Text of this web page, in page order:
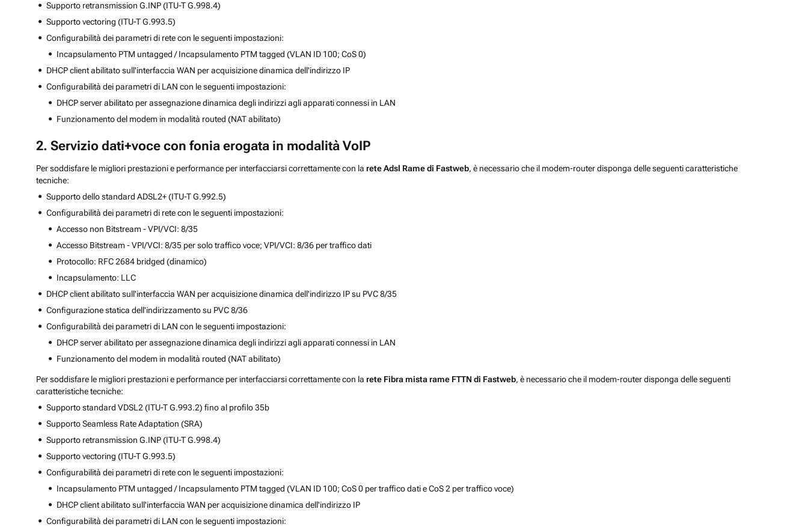
Supporto retransmission G.INP (ITU-T G.998.4)
Supporto vectoring (ITU-T G.993.5)
Configurabilità dei parametri di rete con le seguenti impostazioni:
Incapsulamento PTM untagged / Incapsulamento PTM tagged (VLAN ID 100; CoS 0)
DHCP client abilitato sull'interfaccia WAN per acquisizione dinamica dell'indirizzo IP
Configurabilità dei parametri di LAN con le seguenti impostazioni:
DHCP server abilitato per assegnazione dinamica degli indirizzi agli apparati connessi in LAN
Funzionamento del modem in modalità routed (NAT abilitato)
2. Servizio dati+voce con fonia erogata in modalità VoIP
Per soddisfare le migliori prestazioni e performance per interfacciarsi correttamente con la rete Adsl Rame di Fastweb, è necessario che il modem-router disponga delle seguenti caratteristiche
tecniche:
Supporto dello standard ADSL2+ (ITU-T G.992.5)
Configurabilità dei parametri di rete con le seguenti impostazioni:
Accesso non Bitstream - VPI/VCI: 8/35
Accesso Bitstream - VPI/VCI: 8/35 per solo traffico voce; VPI/VCI: 8/36 per traffico dati
Protocollo: RFC 2684 bridged (dinamico)
Incapsulamento: LLC
DHCP client abilitato sull'interfaccia WAN per acquisizione dinamica dell'indirizzo IP su PVC 8/35
Configurazione statica dell'indirizzamento su PVC 8/36
Configurabilità dei parametri di LAN con le seguenti impostazioni:
DHCP server abilitato per assegnazione dinamica degli indirizzi agli apparati connessi in LAN
Funzionamento del modem in modalità routed (NAT abilitato)
Per soddisfare le migliori prestazioni e performance per interfacciarsi correttamente con la rete Fibra mista rame FTTN di Fastweb, è necessario che il modem-router disponga delle seguenti
caratteristiche tecniche:
Supporto standard VDSL2 (ITU-T G.993.2) fino al profilo 35b
Supporto Seamless Rate Adaptation (SRA)
Supporto retransmission G.INP (ITU-T G.998.4)
Supporto vectoring (ITU-T G.993.5)
Configurabilità dei parametri di rete con le seguenti impostazioni:
Incapsulamento PTM untagged / Incapsulamento PTM tagged (VLAN ID 100; CoS 0 per traffico dati e CoS 2 per traffico voce)
DHCP client abilitato sull'interfaccia WAN per acquisizione dinamica dell'indirizzo IP
Configurabilità dei parametri di LAN con le seguenti impostazioni: